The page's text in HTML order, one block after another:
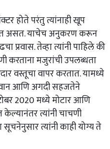
होते परंतु त्यांनाही खूप
असत. याचेच अनुकरण करून
प्रवास. तेव्हा त्यांनी पाहिले की
करताना मजुरांची उपलब्धता
वस्तूचा वापर करतात. यामध्ये
आणि अगदी सहजतेने
2020 मध्ये मोटार आणि
त्यांनी चाचणी
त्यांनी काही योग्य ते